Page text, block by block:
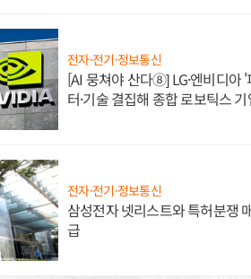
전자·전기·정보통신
[AI 뭉쳐야 산다⑧] LG·엔비디아
터·기술 결집해 종합 로보틱스
전자·전기·정보통신
삼성전자 넷리스트와 특허분쟁
급